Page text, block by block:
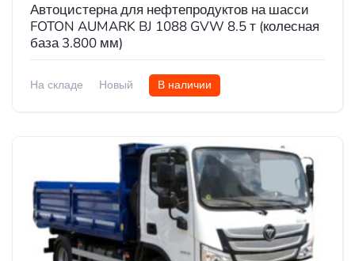
Автоцистерна для нефтепродуктов на шасси
FOTON AUMARK BJ 1088 GVW 8.5 т (колесная
база 3.800 мм)
На складе Новый В наличии